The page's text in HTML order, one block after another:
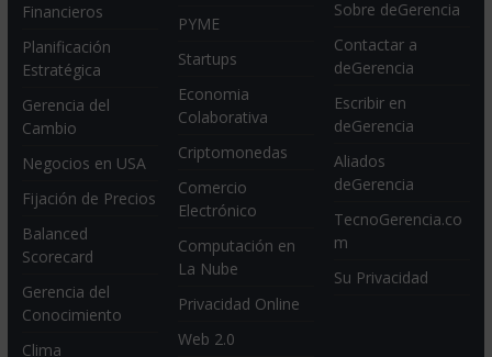
Financieros
Planificación
Estratégica
Gerencia del
Cambio
Negocios en USA
Fijación de Precios
Balanced
Scorecard
Gerencia del
Conocimiento
Clima
PYME
Startups
Economia
Colaborativa
Criptomonedas
Comercio
Electrónico
Computación en
La Nube
Privacidad Online
Web 2.0
Sobre deGerencia
Contactar a
deGerencia
Escribir en
deGerencia
Aliados
deGerencia
TecnoGerencia.co
m
Su Privacidad